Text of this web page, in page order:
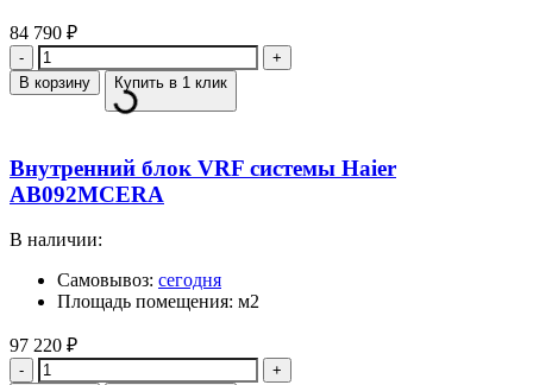
84 790 ₽
Количество
В корзину Купить в 1 клик
Внутренний блок VRF системы Haier
AB092MCERA
В наличии:
Самовывоз: сегодня
Площадь помещения: м2
97 220 ₽
Количество